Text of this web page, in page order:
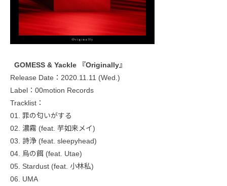
GOMESS & Yackle 『Originally』
Release Date：2020.11.11 (Wed.)
Label：00motion Records
Tracklist：
01. 罪の匂いがする
02. 濃霧 (feat. 芋如来メイ)
03. 詩浄 (feat. sleepyhead)
04. 烏の餌 (feat. Utae)
05. Stardust (feat. 小林私)
06. UMA